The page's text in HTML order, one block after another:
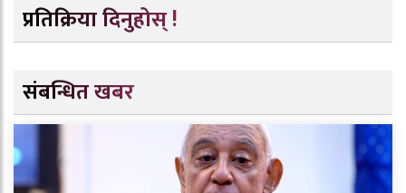
प्रतिक्रिया दिनुहोस् !
संबन्धित खबर